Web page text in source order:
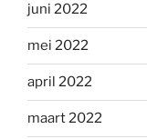
juni 2022
mei 2022
april 2022
maart 2022